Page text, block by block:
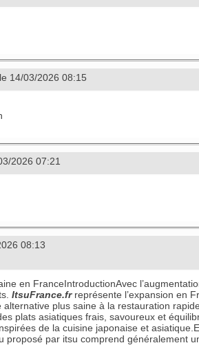
le 14/03/2026 08:15
2026 07:21
08:13
en FranceIntroductionAvec
ItsuFrance.frreprésente l’expansion en
plus saine à la restauration
plats asiatiques frais, savoureux et
de la cuisine japonaise et
proposé par itsu comprend généralement